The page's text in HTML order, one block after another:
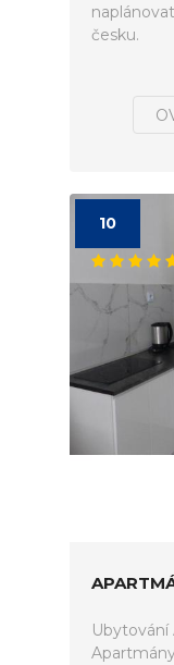
česku.
10
Ubytování